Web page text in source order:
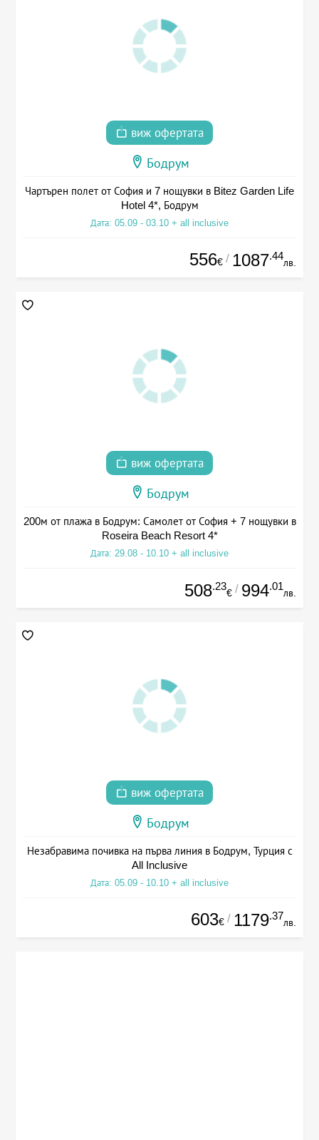
виж офертата
Бодрум
Чартърен полет от София и 7 нощувки в Bitez Garden Life
Hotel 4*, Бодрум
Дата: 05.09 - 03.10 + all inclusive
556€ / 1087.44
лв.
виж офертата
Бодрум
200м от плажа в Бодрум: Самолет от София + 7 нощувки в
Roseira Beach Resort 4*
Дата: 29.08 - 10.10 + all inclusive
508.23
€ / 994.01
лв.
виж офертата
Бодрум
Незабравима почивка на първа линия в Бодрум, Турция с
All Inclusive
Дата: 05.09 - 10.10 + all inclusive
603€ / 1179.37
лв.